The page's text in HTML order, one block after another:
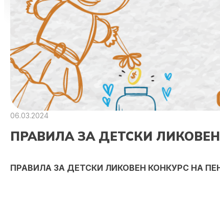
06.03.2024
ПРАВИЛА ЗА ДЕТСКИ
ПРАВИЛА ЗА ДЕТСКИ ЛИКОВЕН КОНКУРС НА